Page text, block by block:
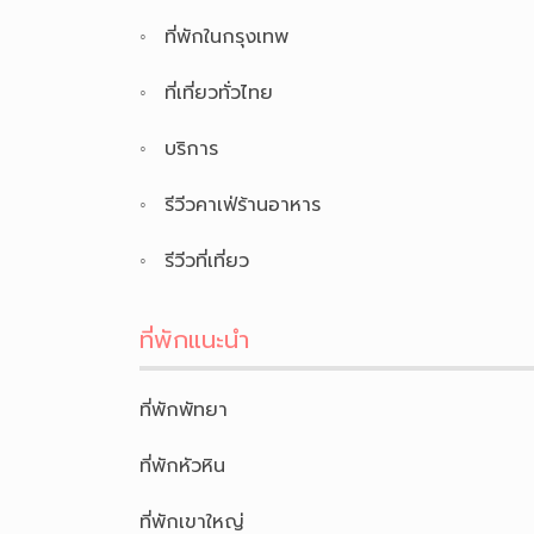
ที่พักในกรุงเทพ
ที่เที่ยวทั่วไทย
บริการ
รีวีวคาเฟ่ร้านอาหาร
รีวีวที่เที่ยว
ที่พักแนะนำ
ที่พักพัทยา
ที่พักหัวหิน
ที่พักเขาใหญ่